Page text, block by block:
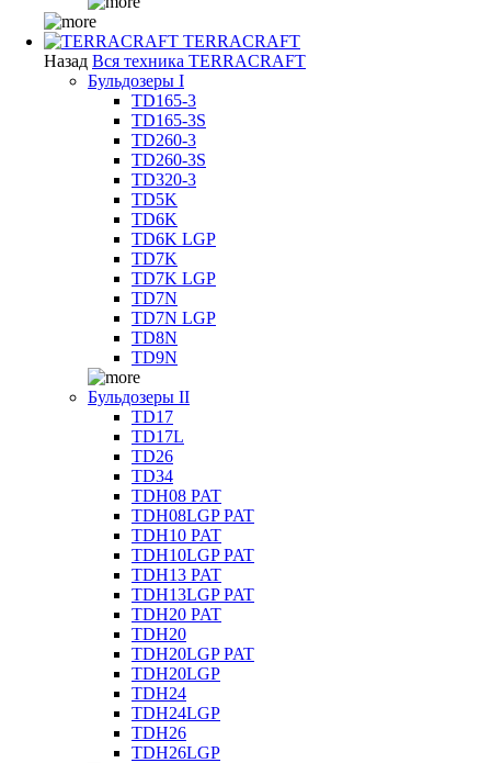
TERRACRAFT
Назад Вся техника TERRACRAFT
Бульдозеры I
TD165-3
TD165-3S
TD260-3
TD260-3S
TD320-3
TD5K
TD6K
TD6K LGP
TD7K
TD7K LGP
TD7N
TD7N LGP
TD8N
TD9N
Бульдозеры II
TD17
TD17L
TD26
TD34
TDH08 PAT
TDH08LGP PAT
TDH10 PAT
TDH10LGP PAT
TDH13 PAT
TDH13LGP PAT
TDH20 PAT
TDH20
TDH20LGP PAT
TDH20LGP
TDH24
TDH24LGP
TDH26
TDH26LGP